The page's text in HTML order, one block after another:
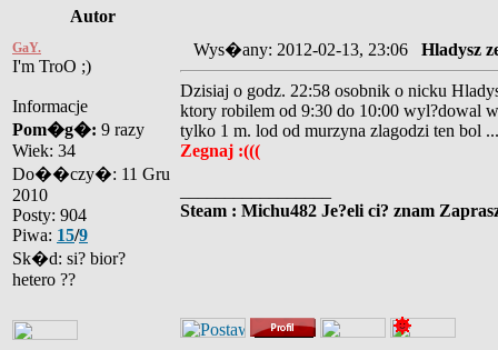
Autor
GaY.
I'm TroO ;)
Informacje
Pom�g�: 9 razy
Wiek: 34
Do��czy�: 11 Gru
2010
Posty: 904
Piwa: 15/9
Sk�d: si? bior?
hetero ??
Wys�any: 2012-02-13, 23:06 Hladysz
Dzisiaj o godz. 22:58 osobnik o nicku
ktory robilem od 9:30 do 10:00 wyl?dowal
tylko 1 m. lod od murzyna zlagodzi ten bol
Zegnaj :(((
Steam : Michu482 Je?eli ci? znam